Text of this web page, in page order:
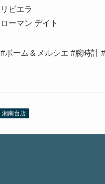
リビエラ
ローマン デイト
#ボーム＆メルシエ #腕時計
湘南台店